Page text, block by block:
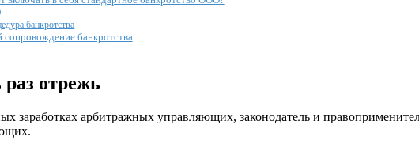
банкротства
сопровождение банкротства
отрежь
заработках арбитражных управляющих, законодатель и